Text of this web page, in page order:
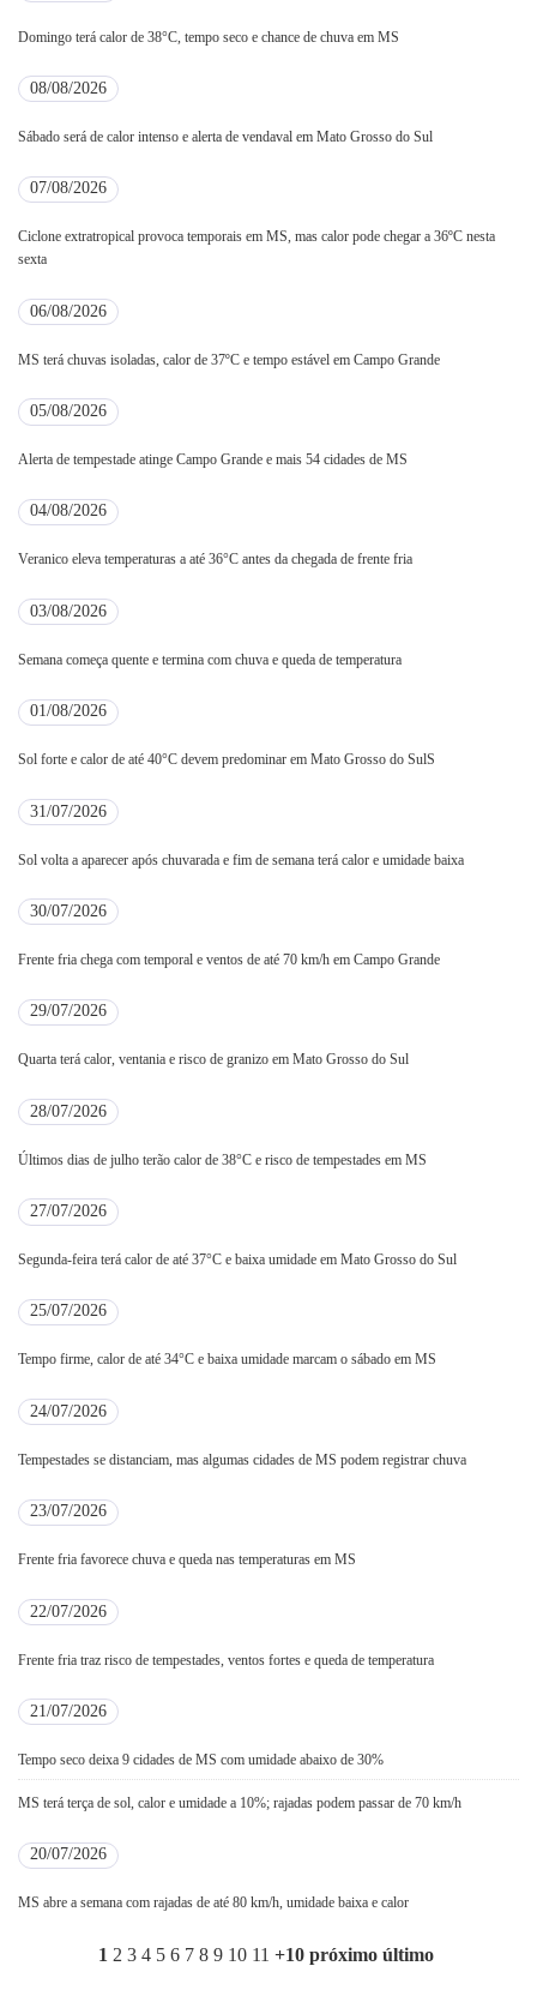
Domingo terá calor de 38°C, tempo seco e chance de chuva em MS
08/08/2026
Sábado será de calor intenso e alerta de vendaval em Mato Grosso do Sul
07/08/2026
Ciclone extratropical provoca temporais em MS, mas calor pode chegar a 36ºC nesta
sexta
06/08/2026
MS terá chuvas isoladas, calor de 37ºC e tempo estável em Campo Grande
05/08/2026
Alerta de tempestade atinge Campo Grande e mais 54 cidades de MS
04/08/2026
Veranico eleva temperaturas a até 36°C antes da chegada de frente fria
03/08/2026
Semana começa quente e termina com chuva e queda de temperatura
01/08/2026
Sol forte e calor de até 40°C devem predominar em Mato Grosso do SulS
31/07/2026
Sol volta a aparecer após chuvarada e fim de semana terá calor e umidade baixa
30/07/2026
Frente fria chega com temporal e ventos de até 70 km/h em Campo Grande
29/07/2026
Quarta terá calor, ventania e risco de granizo em Mato Grosso do Sul
28/07/2026
Últimos dias de julho terão calor de 38°C e risco de tempestades em MS
27/07/2026
Segunda-feira terá calor de até 37°C e baixa umidade em Mato Grosso do Sul
25/07/2026
Tempo firme, calor de até 34°C e baixa umidade marcam o sábado em MS
24/07/2026
Tempestades se distanciam, mas algumas cidades de MS podem registrar chuva
23/07/2026
Frente fria favorece chuva e queda nas temperaturas em MS
22/07/2026
Frente fria traz risco de tempestades, ventos fortes e queda de temperatura
21/07/2026
Tempo seco deixa 9 cidades de MS com umidade abaixo de 30%
MS terá terça de sol, calor e umidade a 10%; rajadas podem passar de 70 km/h
20/07/2026
MS abre a semana com rajadas de até 80 km/h, umidade baixa e calor
1 2 3 4 5 6 7 8 9 10 11 +10 próximo último